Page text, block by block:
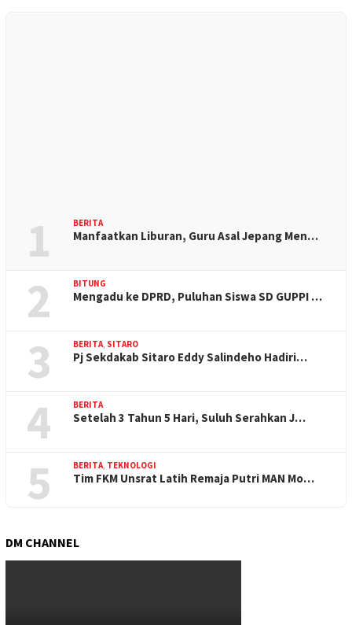
1 BERITA
Manfaatkan Liburan, Guru Asal Jepang Men…
2 BITUNG
Mengadu ke DPRD, Puluhan Siswa SD GUPPI …
3 BERITA, SITARO
Pj Sekdakab Sitaro Eddy Salindeho Hadiri…
4 BERITA
Setelah 3 Tahun 5 Hari, Suluh Serahkan J…
5 BERITA, TEKNOLOGI
Tim FKM Unsrat Latih Remaja Putri MAN Mo…
DM CHANNEL